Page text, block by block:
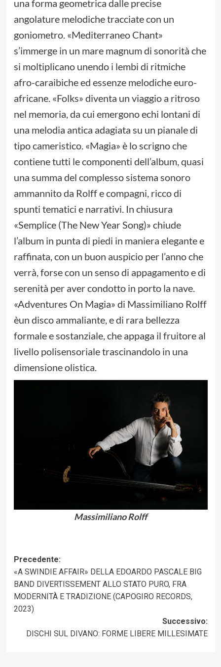
una forma geometrica dalle precise
angolature melodiche tracciate con un
goniometro. «Mediterraneo Chant»
s’immerge in un mare magnum di sonorità che
si moltiplicano unendo i lembi di ritmiche
afro-caraibiche ed essenze melodiche euro-
africane. «Folks» diventa un viaggio a ritroso
nel memoria, da cui emergono echi lontani di
una melodia antica adagiata su un pianale di
tipo cameristico. «Magia» è lo scrigno che
contiene tutti le componenti dell’album, quasi
una summa del complesso sistema sonoro
ammannito da Rolff e compagni, ricco di
spunti tematici e narrativi. In chiusura
«Semplice (The New Year Song)» chiude
l’album in punta di piedi in maniera elegante e
raffinata, con un buon auspicio per l’anno che
verrà, forse con un senso di appagamento e di
serenità per aver condotto in porto la nave.
«Adventures On Magia» di Massimiliano Rolff
èun disco ammaliante, e di rara bellezza
formale e sostanziale, che appaga il fruitore al
livello polisensoriale trascinandolo in una
dimensione olistica.
Massimiliano Rolff
Navigazione
articolo
Precedente:
«A SWINDIE AFFAIR» DELLA EDOARDO PASCALE BIG
BAND DIVERTISSEMENT ALLO STATO PURO, FRA
MODERNITÀ E TRADIZIONE (CAPOGIRO RECORDS,
2023)
Successivo:
DISCHI SUL DIVANO: FORME LIBERE MILLESIMATE